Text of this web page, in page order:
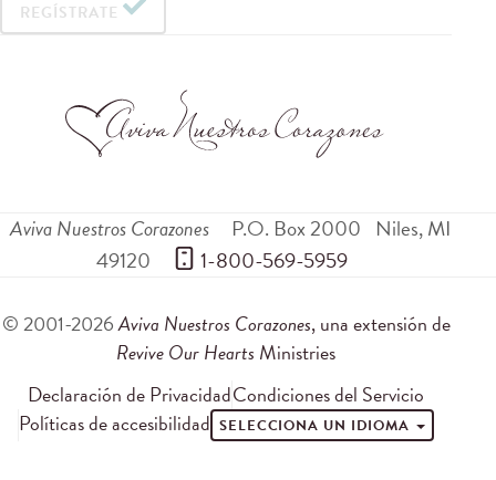
REGÍSTRATE
Aviva Nuestros Corazones P.O. Box 2000 Niles,MI
49120
1-800-569-5959
© 2001-2026Aviva Nuestros Corazones, una extensión de
Revive Our Hearts Ministries
Declaración de PrivacidadCondiciones del Servicio
Políticas de accesibilidad SELECCIONA UN IDIOMA